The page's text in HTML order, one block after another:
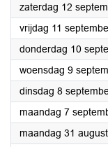
zaterdag 12
vrijdag 11
donderdag 10
woensdag 9
dinsdag 8
maandag 7
maandag 31